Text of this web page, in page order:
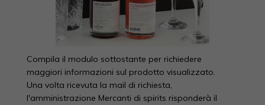
Compila il modulo sottostante per richiedere
maggiori informazioni sul prodotto visualizzato.
Una volta ricevuta la mail di richiesta,
l'amministrazione Mercanti di spirits risponderà il